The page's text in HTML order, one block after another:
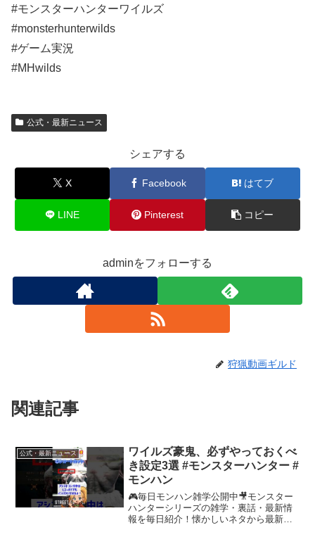
#モンスターハンターワイルズ
#monsterhunterwilds
#ゲーム実況
#MHwilds
公式・最新ニュース
シェアする
X Facebook はてブ
LINE Pinterest コピー
adminをフォローする
狩猟動画ギルド
関連記事
公式・最新ニュース
ワイルズ豪鬼、必ずやっておくべ
き設定3選 #モンスターハンター #
モンハン
🎮毎日モンハン雑学公開中🎥モンスター
ハンターシリーズの雑学・裏話・最新情
報を毎日紹介！懐かしいネタから最新作